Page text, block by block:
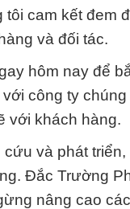
tôi cam kết đem
và đối tác.
hôm nay để
công ty
với khách hàng.
và phát
Đắc Trường
nâng cao